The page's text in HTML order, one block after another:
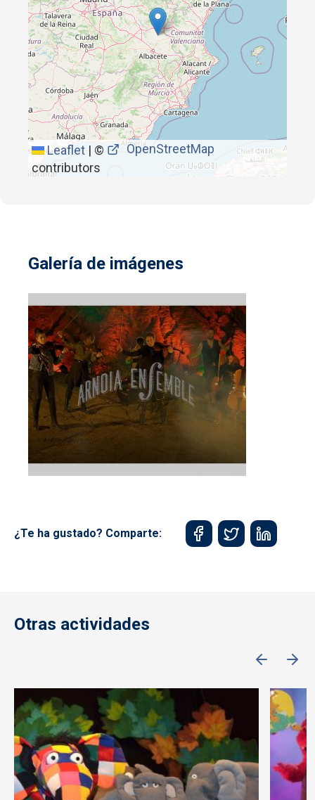
Leaflet | ©
OpenStreetMap
contributors
Galería de imágenes
¿Te ha gustado? Comparte:
Otras actividades